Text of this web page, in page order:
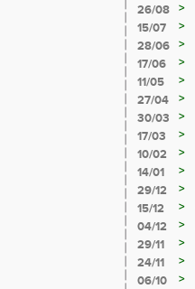
26/08
>
15/07
>
28/06
>
17/06
>
11/05
>
27/04
>
30/03
>
17/03
>
10/02
>
14/01
>
29/12
>
15/12 >
04/12
>
29/11
>
24/11
>
06/10 >